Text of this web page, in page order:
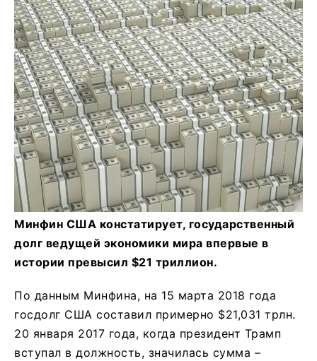
Минфин США констатирует, государственный
долг ведущей экономики мира впервые в
истории превысил $21 триллион.
По данным Минфина, на 15 марта 2018 года
госдолг США составил примерно $21,031 трлн.
20 января 2017 года, когда президент Трамп
вступал в должность, значилась сумма –